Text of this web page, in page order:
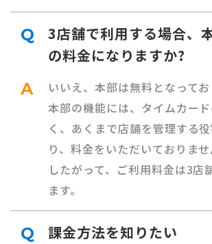
Q
3店舗で利用する場合、
の料金になりますか?
A
いいえ、本部は無料となってお
本部の機能には、タイムカー
く、あくまで店舗を管理する
り、料金をいただいておりませ
したがって、ご利用料金は3店
ます。
Q
課金方法を知りたい